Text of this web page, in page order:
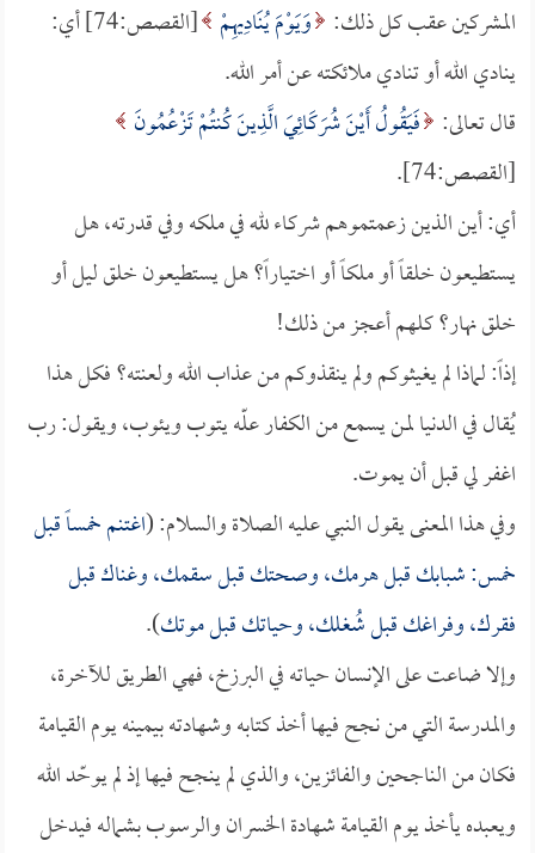
المشركين عقب كل ذلك: وَيَوْمَ يُنَادِيهِمْ
[القصص:74] أي:
ينادي الله أو تنادي ملائكته عن أمر الله.
قال تعالى: فَيَقُولُ أَيْنَ شُرَكَائِيَ الَّذِينَ كُنتُمْ تَزْعُمُونَ
[القصص:74].
أي: أين الذين زعمتموهم شركاء لله في ملكه وفي قدرته، هل
يستطيعون خلقاً أو ملكاً أو اختياراً؟ هل يستطيعون خلق ليل أو
خلق نهار؟ كلهم أعجز من ذلك!
إذاً: لماذا لم يغيثوكم ولم ينقذوكم من عذاب الله ولعنته؟ فكل هذا
يُقال في الدنيا لمن يسمع من الكفار علّه يتوب ويئوب، ويقول: رب
اغفر لي قبل أن يموت.
وفي هذا المعنى يقول النبي عليه الصلاة والسلام: (اغتنم خمساً قبل
خمس: شبابك قبل هرمك، وصحتك قبل سقمك، وغناك قبل
فقرك، وفراغك قبل شُغلك، وحياتك قبل موتك).
وإلا ضاعت على الإنسان حياته في البرزخ، فهي الطريق للآخرة،
والمدرسة التي من نجح فيها أخذ كتابه وشهادته بيمينه يوم القيامة
فكان من الناجحين والفائزين، والذي لم ينجح فيها إذ لم يوحّد الله
ويعبده يأخذ يوم القيامة شهادة الخسران والرسوب بشماله فيدخل